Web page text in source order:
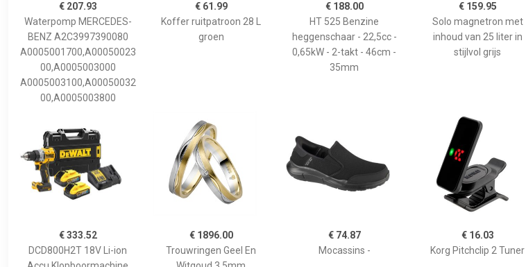
€ 207.93
Waterpomp MERCEDES-
BENZ A2C3997390080
A0005001700,A00050023
00,A0005003000
A0005003100,A00050032
00,A0005003800
€ 61.99
Koffer ruitpatroon 28 L
groen
€ 188.00
HT 525 Benzine
heggenschaar - 22,5cc -
0,65kW - 2-takt - 46cm -
35mm
€ 159.95
Solo magnetron met
inhoud van 25 liter in
stijlvol grijs
€ 333.52
DCD800H2T 18V Li-ion
€ 1896.00
Trouwringen Geel En
€ 74.87
Mocassins -
€ 16.03
Korg Pitchclip 2 Tuner